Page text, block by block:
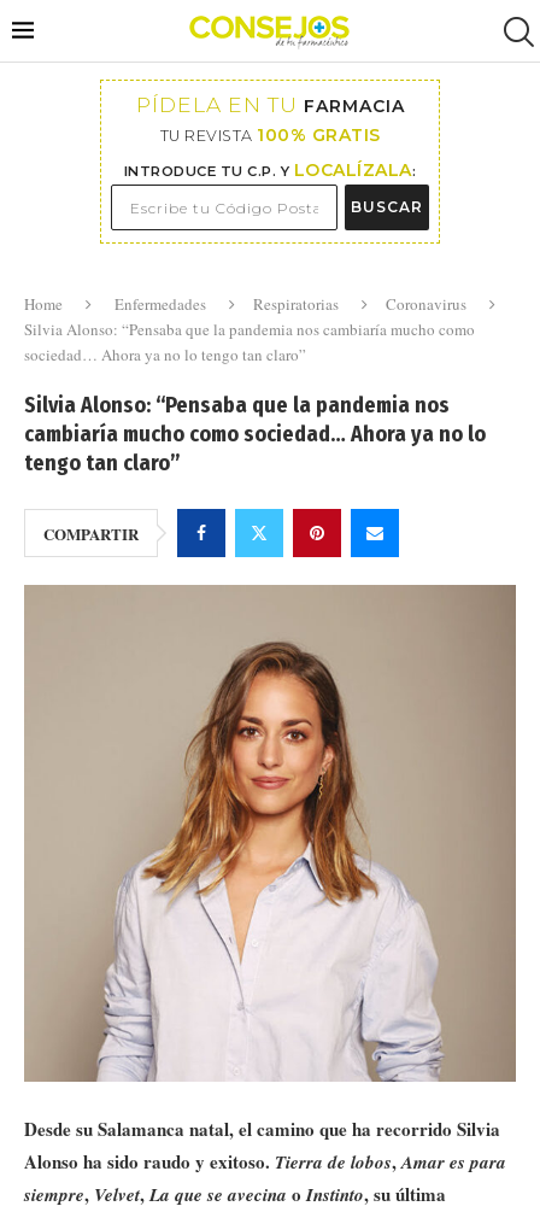
PÍDELA EN TU FARMACIA
TU REVISTA 100% GRATIS
INTRODUCE TU C.P. Y LOCALÍZALA:
BUSCAR
Home Enfermedades Respiratorias
Coronavirus
Silvia Alonso: “Pensaba que la pandemia nos cambiaría mucho como
sociedad… Ahora ya no lo tengo tan claro”
Silvia Alonso: “Pensaba que la pandemia nos
cambiaría mucho como sociedad… Ahora ya no lo
tengo tan claro”
COMPARTIR
Desde su Salamanca natal, el camino que ha recorrido Silvia
Alonso ha sido raudo y exitoso. Tierra de lobos,Amar es para
siempre, Velvet,La que se avecina oInstinto, su última